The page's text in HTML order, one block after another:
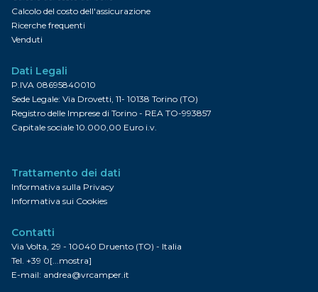
Calcolo del costo dell'assicurazione
Ricerche frequenti
Venduti
Dati Legali
P.IVA 08695840010
Sede Legale: Via Drovetti, 11- 10138 Torino (TO)
Registro delle Imprese di Torino - REA TO-993857
Capitale sociale 10.000,00 Euro i.v.
Trattamento dei dati
Informativa sulla Privacy
Informativa sui Cookies
Contatti
Via Volta, 29 - 10040 Druento (TO) - Italia
Tel. +39 0[...mostra]
E-mail: andrea@vrcamper.it